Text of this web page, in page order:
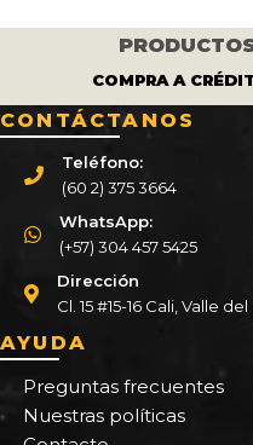
COMPRA A
CONTÁCTANOS
Teléfono:
(60 2) 375 3664
WhatsApp:
(+57) 304 457 5425
Dirección
Cl. 15 #15-16 Cali, Valle
AYUDA
Preguntas frecuentes
Nuestras políticas